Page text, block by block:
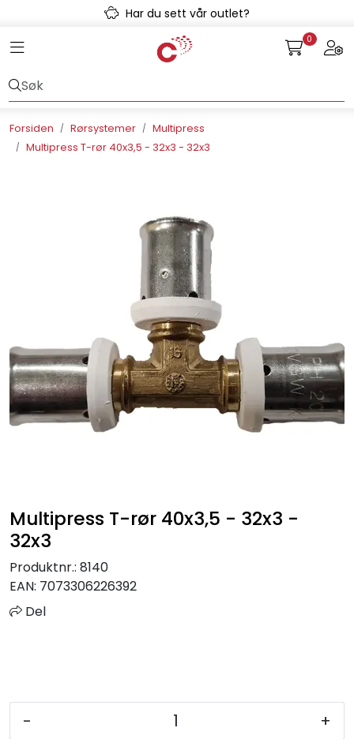
Skip to main contentHar du sett vår outlet?
Toggle navigation 0
Forsiden Rørsystemer
Multipress
Multipress T-rør 40x3,5 - 32x3 - 32x3
Multipress T-rør 40x3,5 - 32x3 -
32x3
Produktnr.: 8140
EAN: 7073306226392
Del
- +
Kulvert
Sprinkler
Tappevann
Varmeanlegg
Outlet
Retur/reklamasjon